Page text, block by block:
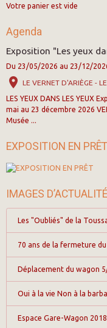
Votre panier est vide
Agenda
Exposition "Les yeux
Du 23/05/2026 au 23/12/
LE VERNET D'ARIÈGE -
LES YEUX DANS LES YEUX
mai au 23 décembre 2026
Musée ...
EXPOSITION EN PRÊT
IMAGES D’ACTUALITÉ
Les "Oubliés" de la
70 ans de la fermeture
Déplacement du wagon
Oui à la vie Non à la
Espace Gare-Wagon 2018